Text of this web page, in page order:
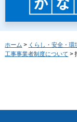
ホーム > くらし・安全・環
工事事業者制度について >